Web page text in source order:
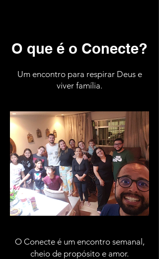
O que é o Conecte?
Um encontro para respirar Deus e
viver família.
O Conecte é um encontro semanal,
cheio de propósito e amor.